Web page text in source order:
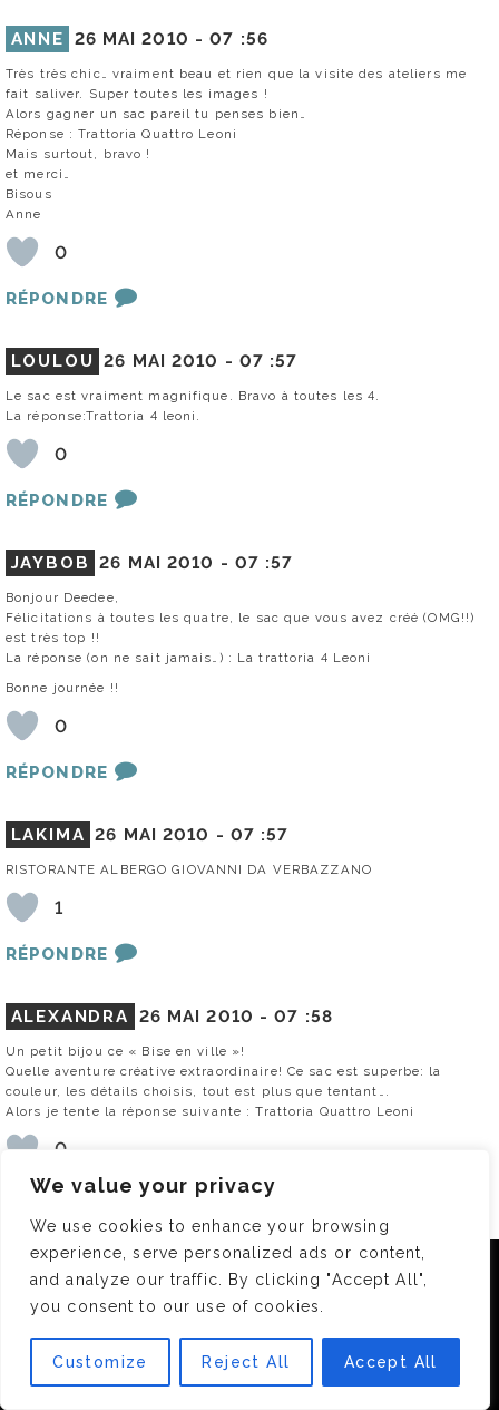
We value your privacy
We use cookies to enhance your browsing
experience, serve personalized ads or content,
and analyze our traffic. By clicking "Accept All",
you consent to our use of cookies.
Customize Reject All Accept All
ANNE 26 MAI 2010 -07 :56
Très très chic… vraiment beau et rien que la visite des ateliers me
fait saliver. Super toutes les images !
Alors gagner un sac pareil tu penses bien…
Réponse : Trattoria Quattro Leoni
Mais surtout, bravo !
et merci…
Bisous
Anne
0
RÉPONDRE
LOULOU 26 MAI 2010 - 07 :57
Le sac est vraiment magnifique. Bravo à toutes les 4.
La réponse:Trattoria 4 leoni.
0
RÉPONDRE
JAYBOB 26 MAI 2010 - 07 :57
Bonjour Deedee,
Félicitations à toutes les quatre, le sac que vous avez créé (OMG!!)
est très top !!
La réponse (on ne sait jamais…) : La trattoria 4 Leoni
Bonne journée !!
0
RÉPONDRE
LAKIMA 26 MAI 2010 - 07 :57
RISTORANTE ALBERGO GIOVANNI DA VERBAZZANO
1
RÉPONDRE
ALEXANDRA 26 MAI 2010 -07 :58
Un petit bijou ce « Bise en ville »!
Quelle aventure créative extraordinaire! Ce sac est superbe: la
couleur, les détails choisis, tout est plus que tentant….
Alors je tente la réponse suivante : Trattoria Quattro Leoni
0
RÉPONDRE
CRAZYVIO 26 MAI 2010 -07 :59
Ahhhhhhhhhhhhhhh ! (désolée, je suis fan de Lancel, mais vu le
prix, je n’en ai qu’un lol)
Voici ma réponse : le restaurant Trattoria 4 leoni
Je croise les doigts!
Nous utilisons des cookies pour vous garantir la meilleure
expérience sur notre site. Si vous continuez à utiliser ce
dernier, nous considérerons que vous acceptez l'utilisation des
cookies.
OK